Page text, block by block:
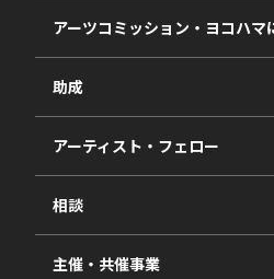
アーツコミッション・ヨコハマ
事業紹介
事業報告書
助成
2027年度
2026年度
2025年度
2024年度
アーティスト・フェロー
相談
視察・ヒアリング・研究
主催・共催事業